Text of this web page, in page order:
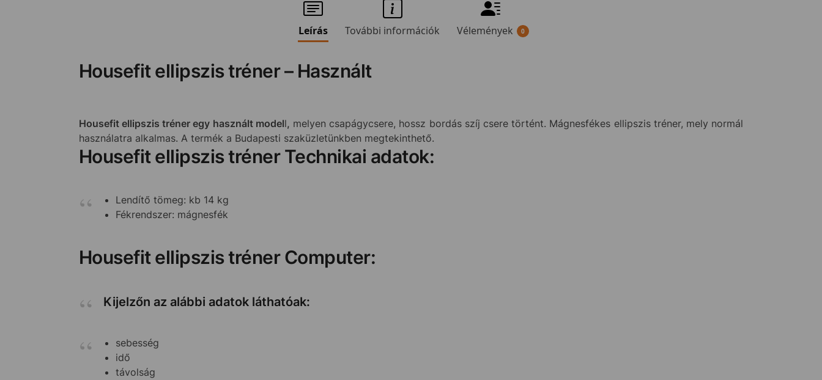
Leírás További információk Vélemények 0
Housefit ellipszis tréner – Használt
Housefit ellipszis tréner egy használt modell, melyen csapágycsere, hossz bordás szíj csere történt. Mágnesfékes ellipszis tréner, mely normál
használatra alkalmas. A termék a Budapesti szaküzletünkben megtekinthető.
Housefit ellipszis tréner Technikai adatok:
Lendítő tömeg: kb 14 kg
Fékrendszer: mágnesfék
Housefit ellipszis tréner Computer:
Kijelzőn az alábbi adatok láthatóak:
sebesség
idő
távolság